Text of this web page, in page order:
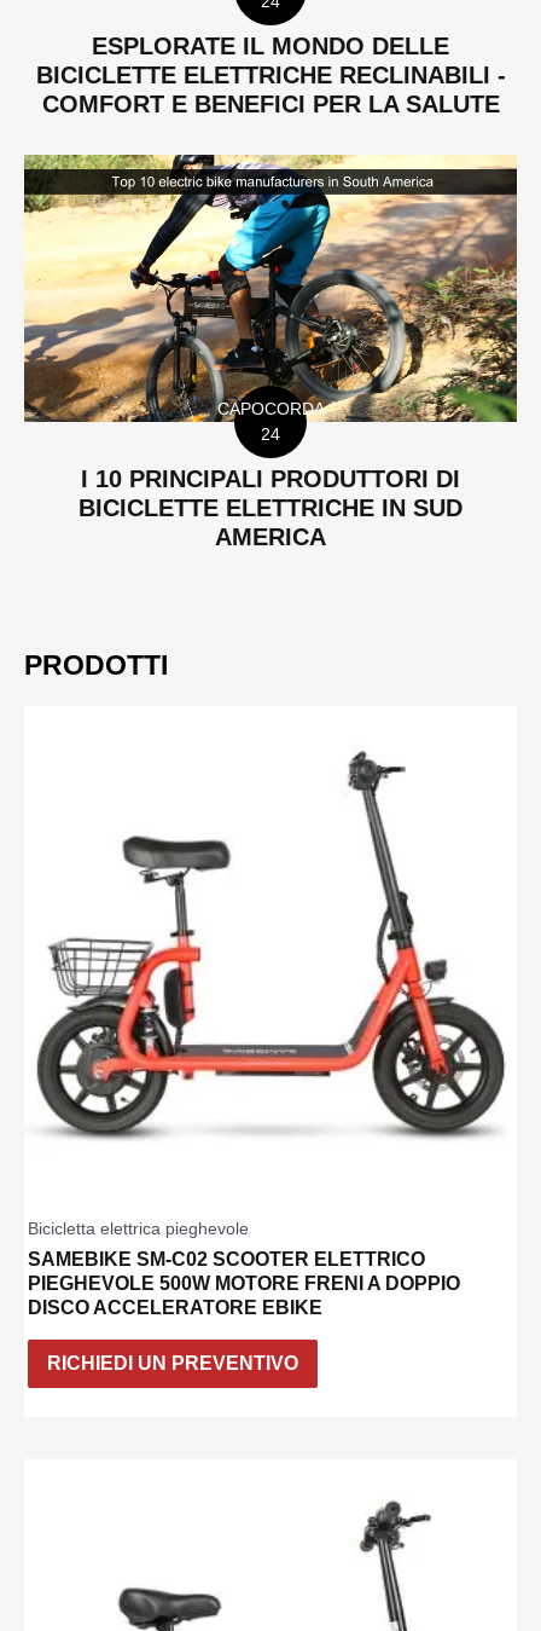
ESPLORATE IL MONDO DELLE
BICICLETTE ELETTRICHE RECLINABILI -
COMFORT E BENEFICI PER LA SALUTE
CAPOCORDA
24
I 10 PRINCIPALI PRODUTTORI DI
BICICLETTE ELETTRICHE IN SUD
AMERICA
PRODOTTI
Bicicletta elettrica pieghevole
SAMEBIKE SM-C02 SCOOTER ELETTRICO
PIEGHEVOLE 500W MOTORE FRENI A DOPPIO
DISCO ACCELERATORE EBIKE
RICHIEDI UN PREVENTIVO